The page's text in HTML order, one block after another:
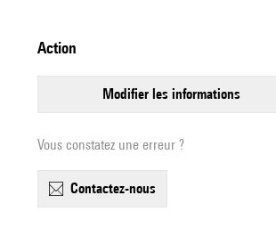
action
modifier les informations
Vous constatez une erreur ?
contactez-nous